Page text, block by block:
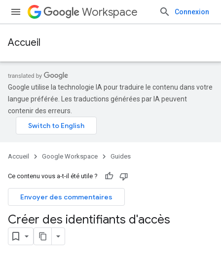
Workspace Connexion
Accueil
Google utilise la technologie IA pour traduire le contenu dans votre
langue préférée. Les traductions générées par IA peuvent
contenir des erreurs.
Accueil Google Workspace Guides
Ce contenu vous a-t-il été utile ?
Envoyer des commentaires
Créer des identifiants d'accès